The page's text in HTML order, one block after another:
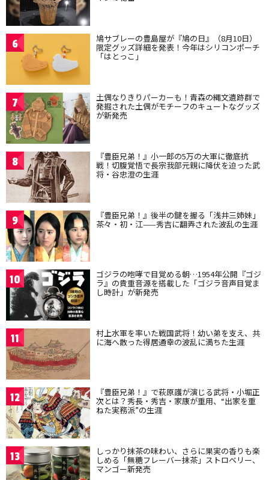
6 鳩サブレーの豊島屋が『鳩の日』（8月10日）
限定グッズ詳細を発表！今年はシリコンポーチ
「はとっこ」
7 土偶なりきりパーカーも！青森の縄文遺跡群で
発掘された土偶がモチーフのキュートなグッズ
が新発売
8 『豊臣兄弟！』小一郎の5万の大軍に徹底抗
戦！切腹覚悟で長宗我部元親に降伏を迫った武
将・谷忠澄の生涯
9 『豊臣兄弟！』後半の鍵を握る「浅井三姉妹」
茶々・初・江——秀吉に翻弄された波乱の生涯
10 ゴジラの咆哮で目覚める朝…1954年公開『ゴジ
ラ』の貴重音源を搭載した「ゴジラ音声目覚ま
し時計」が新発売
11 村上水軍を率いた戦国武将！幼い弟を支え、共
に海へ散った得居通幸の波乱に満ちた生涯
12 『豊臣兄弟！』で萩原護が演じる武将・小堀正
次とは？秀長・秀吉・家康が重用、“出家を重
ねた実務派”の生涯
13 しっかり抹茶の味わい、さらに果実の香りも楽
しめる「無糖フレーバー抹茶」ストロベリー、
マンゴー新発売